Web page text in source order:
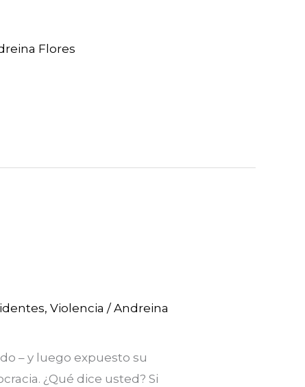
Flores
,Violencia /Andreina
– y luego expuesto su
¿Qué dice usted? Si